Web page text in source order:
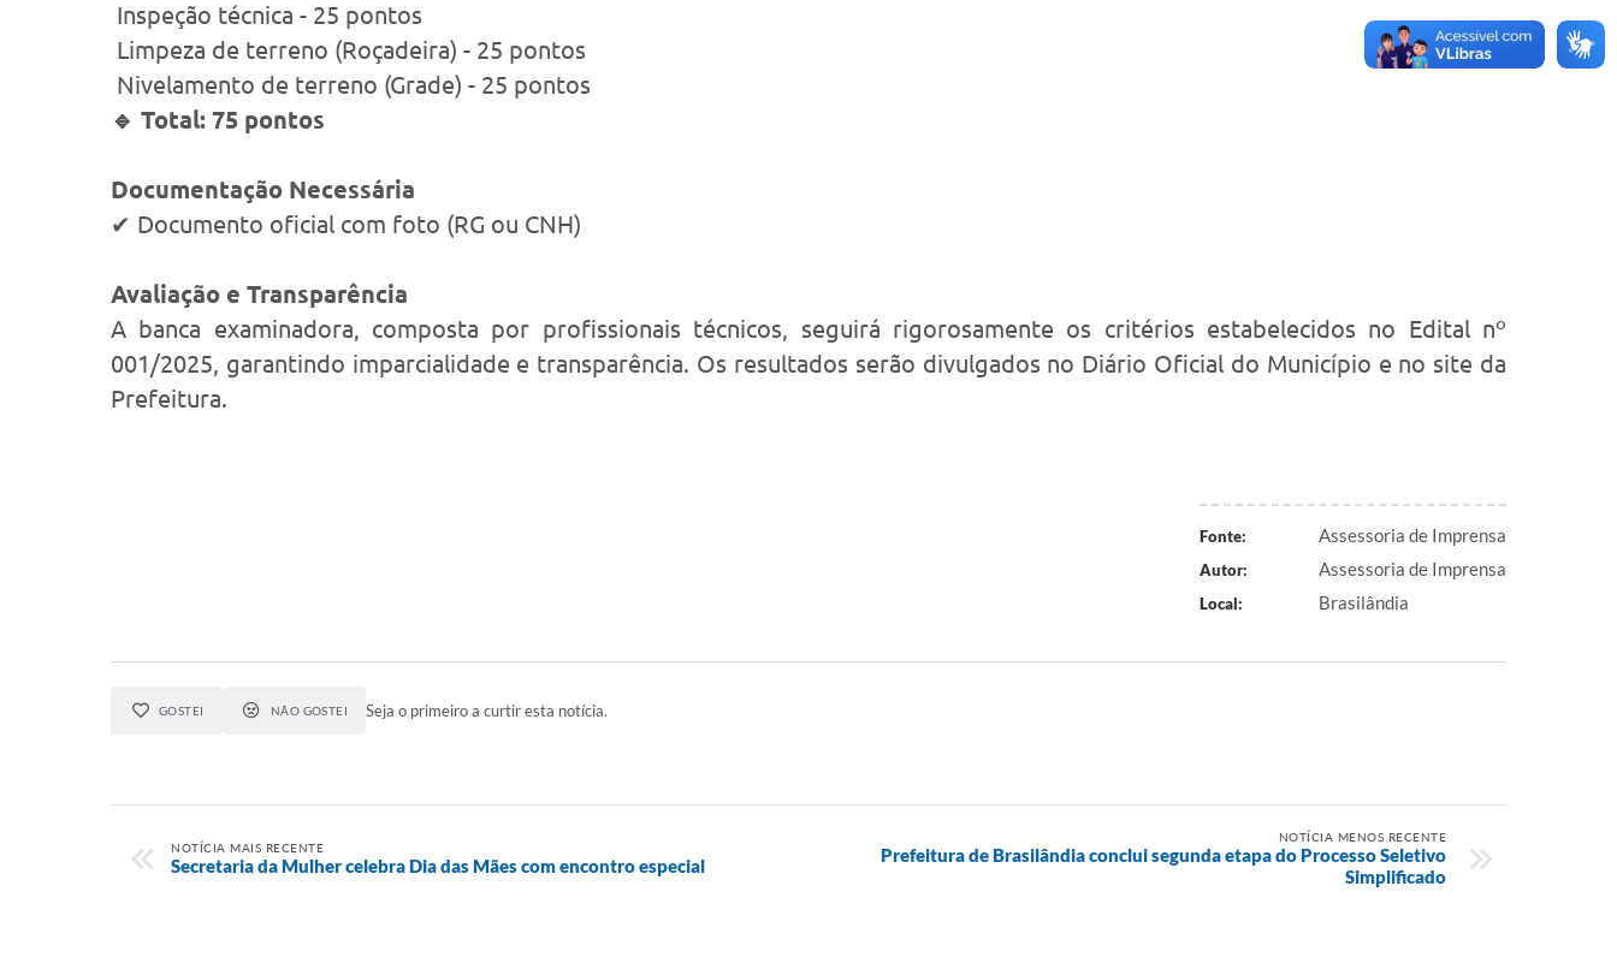
Inspeção técnica - 25 pontos
Limpeza de terreno (Roçadeira) - 25 pontos
Nivelamento de terreno (Grade) - 25 pontos
🔹 Total: 75 pontos
Documentação Necessária
✔ Documento oficial com foto (RG ou CNH)
Avaliação e Transparência
A banca examinadora, composta por profissionais técnicos, seguirá rigorosamente os critérios estabelecidos no Edital nº
001/2025, garantindo imparcialidade e transparência. Os resultados serão divulgados no Diário Oficial do Município e no site da
Prefeitura.
Fonte: Assessoria de Imprensa
Autor: Assessoria de Imprensa
Local: Brasilândia
GOSTEI NÃO GOSTEI Seja o primeiro a curtir esta notícia.
NOTÍCIA MAIS RECENTE
Secretaria da Mulher celebra Dia das Mães com encontro especial
NOTÍCIA MENOS RECENTE
Prefeitura de Brasilândia conclui segunda etapa do Processo Seletivo
Simplificado